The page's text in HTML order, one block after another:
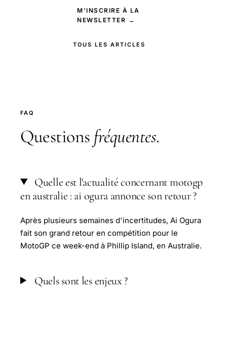
M'INSCRIRE À LA
NEWSLETTER →
TOUS LES ARTICLES
FAQ
Questions fréquentes.
Quelle est l'actualité concernant motogp
en australie : ai ogura annonce son retour ?
Après plusieurs semaines d'incertitudes, Ai Ogura
fait son grand retour en compétition pour le
MotoGP ce week-end à Phillip Island, en Australie.
Quels sont les enjeux ?